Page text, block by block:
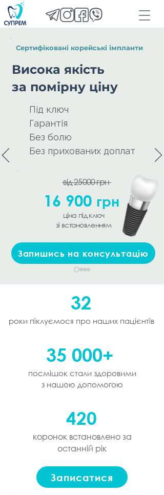
від 25000 грн
16 900 грн
ціна під ключ
зі встановленням
Запишись на консультацію
Сертифіковані корейські імпланти
Висока якість
за помірну ціну
Під ключ
Гарантія
Без болю
Без прихованих доплат
32
роки піклуємося про наших пацієнтів
35 000+
посмішок стали здоровими
з нашою допомогою
420
коронок встановлено за
останній рік
Записатися